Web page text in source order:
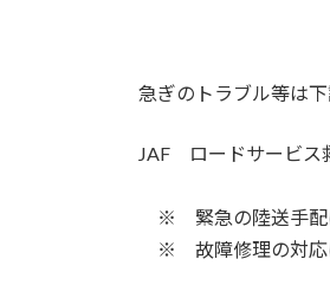
代
急ぎのトラブル等は下
JAF ロードサービ
※ 緊急の陸送手配は
※ 故障修理の対応